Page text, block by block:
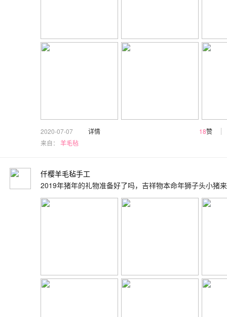
2020-07-07 详情 18赞
来自： 羊毛毡
仟樱羊毛毡手工
2019年猪年的礼物准备好了吗，吉祥物本命年狮子头小猪